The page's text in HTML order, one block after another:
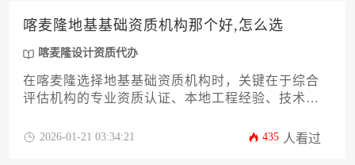
队专业度和售后服务体系，可有效降低跨国经营风
险。
喀麦隆地基基础资质机构那个好,怎么选
喀麦隆设计资质代办
在喀麦隆选择地基基础资质机构时，关键在于综合
评估机构的专业资质认证、本地工程经验、技术团
实地考察历史项目案例、比对多家机构报价方案、
2026-01-21 03:34:21 435 人看过